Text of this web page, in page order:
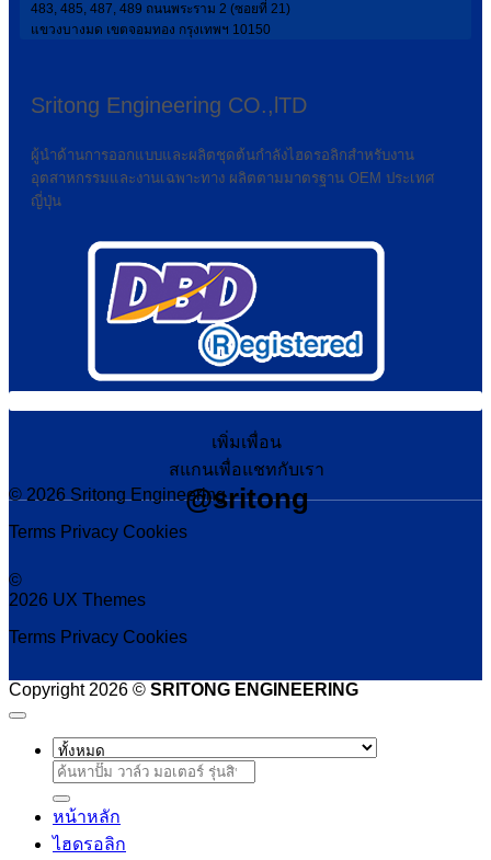
483, 485, 487, 489 ถนนพระราม 2 (ซอยที่ 21)
แขวงบางมด เขตจอมทอง กรุงเทพฯ 10150
Sritong Engineering CO.,lTD
ผู้นำด้านการออกแบบและผลิตชุดต้นกำลังไฮดรอลิกสำหรับงาน
อุตสาหกรรมและงานเฉพาะทาง ผลิตตามมาตรฐาน OEM ประเทศ
ญี่ปุ่น
เพิ่มเพื่อน
สแกนเพื่อแชทกับเรา
@sritong
© 2026 Sritong Engineering
Terms Privacy Cookies
©
2026 UX Themes
Terms Privacy Cookies
Copyright 2026 © SRITONG ENGINEERING
ค้นหา:
หน้าหลัก
ไฮดรอลิก